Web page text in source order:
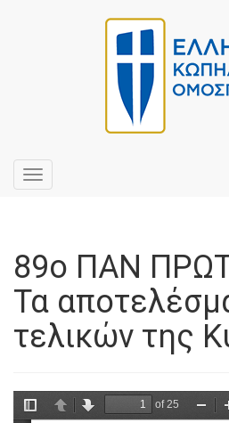
Toggle
navigation
89ο ΠΑΝ
Τα
τελικών της